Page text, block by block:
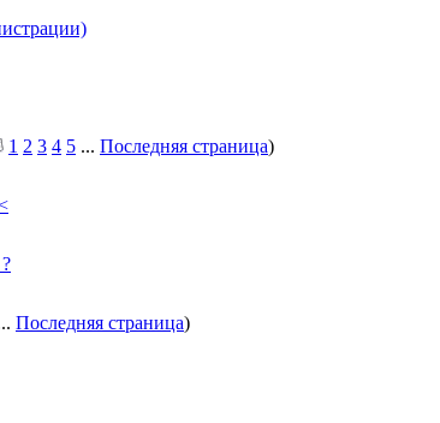
1 2 3 4 5 ... Последняя страница)
Последняя страница)